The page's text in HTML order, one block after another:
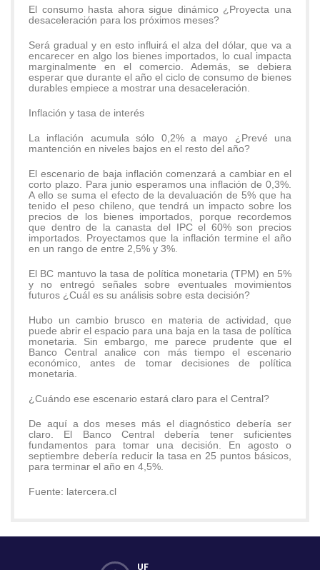
El consumo hasta ahora sigue dinámico ¿Proyecta una
desaceleración para los próximos meses?
Será gradual y en esto influirá el alza del dólar, que va a
encarecer en algo los bienes importados, lo cual impacta
marginalmente en el comercio. Además, se debiera
esperar que durante el año el ciclo de consumo de bienes
durables empiece a mostrar una desaceleración.
Inflación y tasa de interés
La inflación acumula sólo 0,2% a mayo ¿Prevé una
mantención en niveles bajos en el resto del año?
El escenario de baja inflación comenzará a cambiar en el
corto plazo. Para junio esperamos una inflación de 0,3%.
A ello se suma el efecto de la devaluación de 5% que ha
tenido el peso chileno, que tendrá un impacto sobre los
precios de los bienes importados, porque recordemos
que dentro de la canasta del IPC el 60% son precios
importados. Proyectamos que la inflación termine el año
en un rango de entre 2,5% y 3%.
El BC mantuvo la tasa de política monetaria (TPM) en 5%
y no entregó señales sobre eventuales movimientos
futuros ¿Cuál es su análisis sobre esta decisión?
Hubo un cambio brusco en materia de actividad, que
puede abrir el espacio para una baja en la tasa de política
monetaria. Sin embargo, me parece prudente que el
Banco Central analice con más tiempo el escenario
económico, antes de tomar decisiones de política
monetaria.
¿Cuándo ese escenario estará claro para el Central?
De aquí a dos meses más el diagnóstico debería ser
claro. El Banco Central debería tener suficientes
fundamentos para tomar una decisión. En agosto o
septiembre debería reducir la tasa en 25 puntos básicos,
para terminar el año en 4,5%.
Fuente: latercera.cl
UF